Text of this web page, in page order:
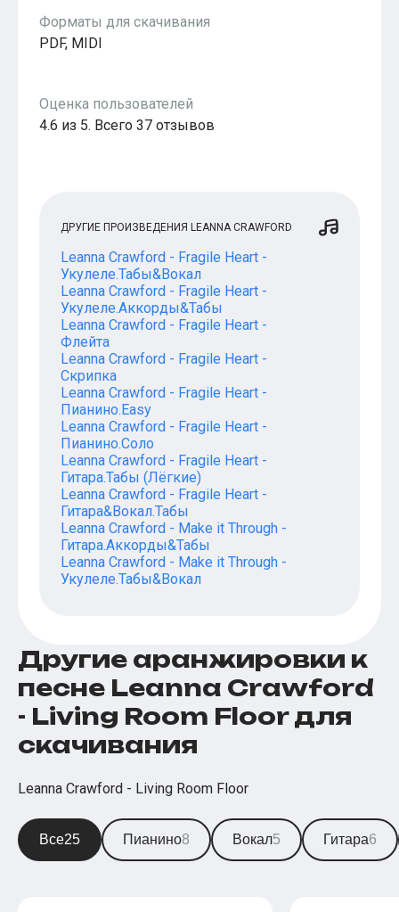
Форматы для скачивания
PDF, MIDI
Оценка пользователей
4.6 из 5. Всего 37 отзывов
ДРУГИЕ ПРОИЗВЕДЕНИЯ LEANNA CRAWFORD
Leanna Crawford - Fragile Heart -
Укулеле.Табы&Вокал
Leanna Crawford - Fragile Heart -
Укулеле.Аккорды&Табы
Leanna Crawford - Fragile Heart -
Флейта
Leanna Crawford - Fragile Heart -
Скрипка
Leanna Crawford - Fragile Heart -
Пианино.Easy
Leanna Crawford - Fragile Heart -
Пианино.Соло
Leanna Crawford - Fragile Heart -
Гитара.Табы (Лёгкие)
Leanna Crawford - Fragile Heart -
Гитара&Вокал.Табы
Leanna Crawford - Make it Through -
Гитара.Аккорды&Табы
Leanna Crawford - Make it Through -
Укулеле.Табы&Вокал
Другие аранжировки к
песне Leanna Crawford
- Living Room Floor для
скачивания
Leanna Crawford - Living Room Floor
Все25 Пианино8 Вокал5 Гитара6